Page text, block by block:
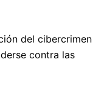
del cibercrimen
contra las